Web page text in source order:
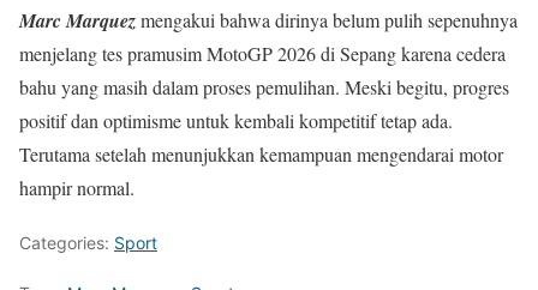
Marc Marquezmengakui bahwa dirinya belum pulih sepenuhnya
menjelang tes pramusim MotoGP 2026 di Sepang karena cedera
bahu yang masih dalam proses pemulihan. Meski begitu, progres
positif dan optimisme untuk kembali kompetitif tetap ada.
Terutama setelah menunjukkan kemampuan mengendarai motor
hampir normal.
Categories: Sport